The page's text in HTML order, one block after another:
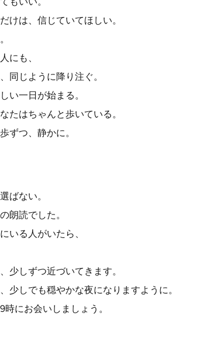
けは、信じていてほしい。
にも、
同じように降り注ぐ。
い一日が始まる。
たはちゃんと歩いている。
ずつ、静かに。
ばない。
朗読でした。
いる人がいたら、
少しずつ近づいてきます。
少しでも穏やかな夜になりますように。
にお会いしましょう。